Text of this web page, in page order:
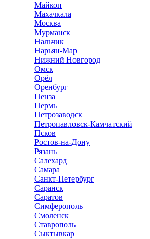
Майкоп
Махачкала
Москва
Мурманск
Нальчик
Нарьян-Мар
Нижний Новгород
Омск
Орёл
Оренбург
Пенза
Пермь
Петрозаводск
Петропавловск-Камчатский
Псков
Ростов-на-Дону
Рязань
Салехард
Самара
Санкт-Петербург
Саранск
Саратов
Симферополь
Смоленск
Ставрополь
Сыктывкар